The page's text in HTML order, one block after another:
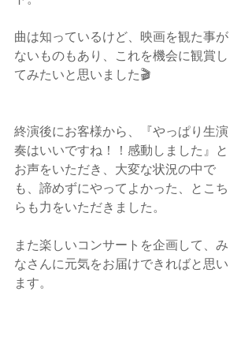
曲は知っているけど、映画を観た事が
ないものもあり、これを機会に観賞し
てみたいと思いました🎬
終演後にお客様から、『やっぱり生演
奏はいいですね！！感動しました』と
お声をいただき、大変な状況の中で
も、諦めずにやってよかった、とこち
らも力をいただきました。
また楽しいコンサートを企画して、み
なさんに元気をお届けできればと思い
ます。